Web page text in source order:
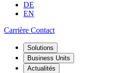
DE
EN
Carrière Contact
Solutions
Business Units
Actualités